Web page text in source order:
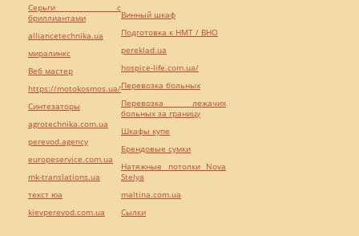
Серьги с
бриллиантами
alliancetechnika.ua
миралинкс
Веб мастер
https://motokosmos.ua/
Синтезаторы
agrotechnika.com.ua
perevod.agency
europeservice.com.ua
mk-translations.ua
текст юа
kievperevod.com.ua
Винный шкаф
Подготовка к НМТ / ВНО
pereklad.ua
hospice-life.com.ua/
Перевозка больных
Перевозка лежачих
больных за границу
Шкафы купе
Брендовые сумки
Натяжные потолки Nova
Stelya
maltina.com.ua
Cылки